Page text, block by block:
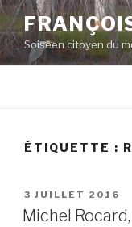
Aller
au
contenu
principal
Soiséen citoyen du
ÉTIQUETTE :
PUBLIÉ
LE
3 JUILLET 2016
Michel